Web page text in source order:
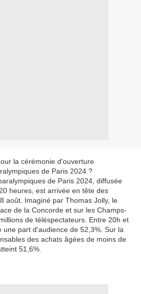
la cérémonie d'ouverture
de Paris 2024 ?
de Paris 2024, diffusée
heures, est arrivée en tête des
août. Imaginé par Thomas Jolly, le
de la Concorde et sur les Champs-
de téléspectateurs. Entre 20h et
une part d'audience de 52,3%. Sur la
des achats âgées de moins de
51,6%.